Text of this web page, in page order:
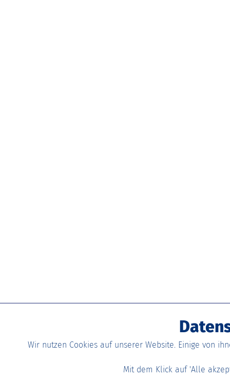
Wir nutzen Cookies auf unserer Website. Einige von
Mit dem Klick auf 'Alle